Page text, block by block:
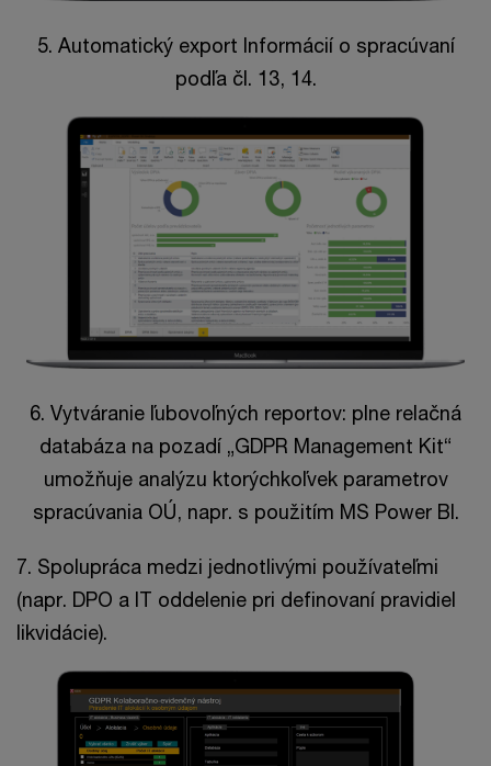
5. Automatický export Informácií o spracúvaní
podľa čl. 13, 14.
6. Vytváranie ľubovoľných reportov: plne relačná
databáza na pozadí „GDPR Management Kit“
umožňuje analýzu ktorýchkoľvek parametrov
spracúvania OÚ, napr. s použitím MS Power BI.
7. Spolupráca medzi jednotlivými používateľmi
(napr. DPO a IT oddelenie pri definovaní pravidiel
likvidácie).